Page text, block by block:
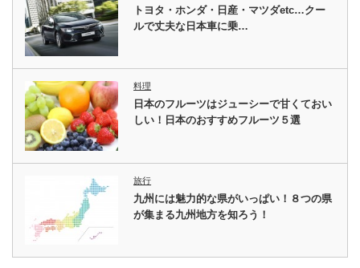
トヨタ・ホンダ・日産・マツダetc…クー
ルで丈夫な日本車に乗…
料理
日本のフルーツはジューシーで甘くておい
しい！日本のおすすめフルーツ５選
旅行
九州には魅力的な県がいっぱい！８つの県
が集まる九州地方を知ろう！